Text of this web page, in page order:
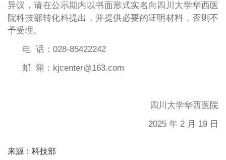
异议，请在公示期内以书面形式实名向四川大学华西医
院科技部转化科提出，并提供必要的证明材料，否则不
予受理。
电 话：028-85422242
邮 箱： kjcenter@163.com
四川大学华西医院
2025 年 2 月 19 日
来源：科技部